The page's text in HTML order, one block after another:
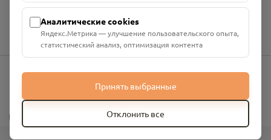
Кор. счёт: 30101810200000000593
info@pomnim.online
Аналитические cookies
Яндекс.Метрика — улучшение пользовательского опыта,
статистический анализ, оптимизация контента
Принять выбранные
Отклонить все